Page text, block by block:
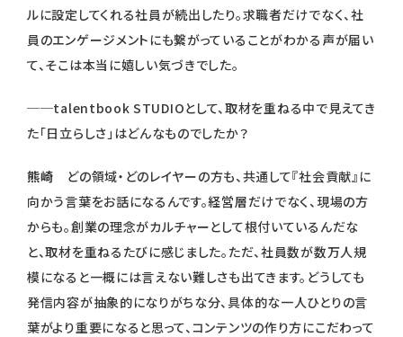
ルに設定してくれる社員が続出したり。求職者だけでなく、社
員のエンゲージメントにも繋がっていることがわかる声が届い
て、そこは本当に嬉しい気づきでした。
──talentbook STUDIOとして、取材を重ねる中で見えてき
た「日立らしさ」はどんなものでしたか？
熊崎 どの領域・どのレイヤーの方も、共通して『社会貢献』に
向かう言葉をお話になるんです。経営層だけでなく、現場の方
からも。創業の理念がカルチャーとして根付いているんだな
と、取材を重ねるたびに感じました。ただ、社員数が数万人規
模になると一概には言えない難しさも出てきます。どうしても
発信内容が抽象的になりがちな分、具体的な一人ひとりの言
葉がより重要になると思って、コンテンツの作り方にこだわって
シェア